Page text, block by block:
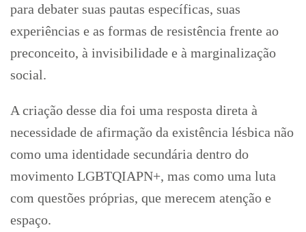
para debater suas pautas específicas, suas
experiências e as formas de resistência frente ao
preconceito, à invisibilidade e à marginalização
social.
A criação desse dia foi uma resposta direta à
necessidade de afirmação da existência lésbica não
como uma identidade secundária dentro do
movimento LGBTQIAPN+, mas como uma luta
com questões próprias, que merecem atenção e
espaço.